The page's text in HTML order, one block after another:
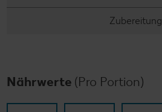
Zubereitung
Nährwerte (Pro Portion)